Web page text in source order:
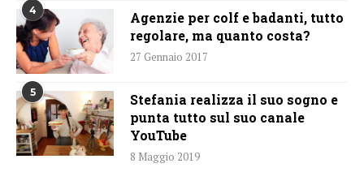
4
Agenzie per colf e badanti, tutto
regolare, ma quanto costa?
27 Gennaio 2017
5
Stefania realizza il suo sogno e
punta tutto sul suo canale
YouTube
8 Maggio 2019